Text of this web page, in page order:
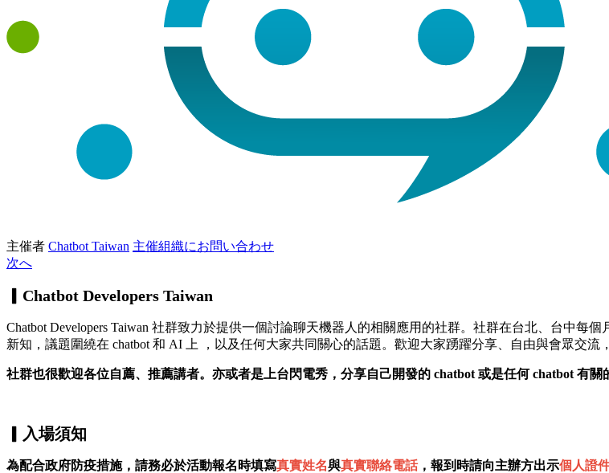
主催者 Chatbot Taiwan 主催組織にお問い合わせ
次へ
▎Chatbot Developers Taiwan
Chatbot Developers Taiwan 社群致力於提供一個討論聊天機器人的相關應用的社群。社群在台北、台中每
新知，議題圍繞在 chatbot 和 AI 上 ，以及任何大家共同關心的話題。歡迎大家踴躍分享、自由與會眾交流
社群也很歡迎各位自薦、推薦講者。亦或者是上台閃電秀，分享自己開發的 chatbot 或是任何 chatbot 有關
▎入場須知
為配合政府防疫措施，請務必於活動報名時填寫真實姓名與真實聯絡電話，報到時請向主辦方出示個人證